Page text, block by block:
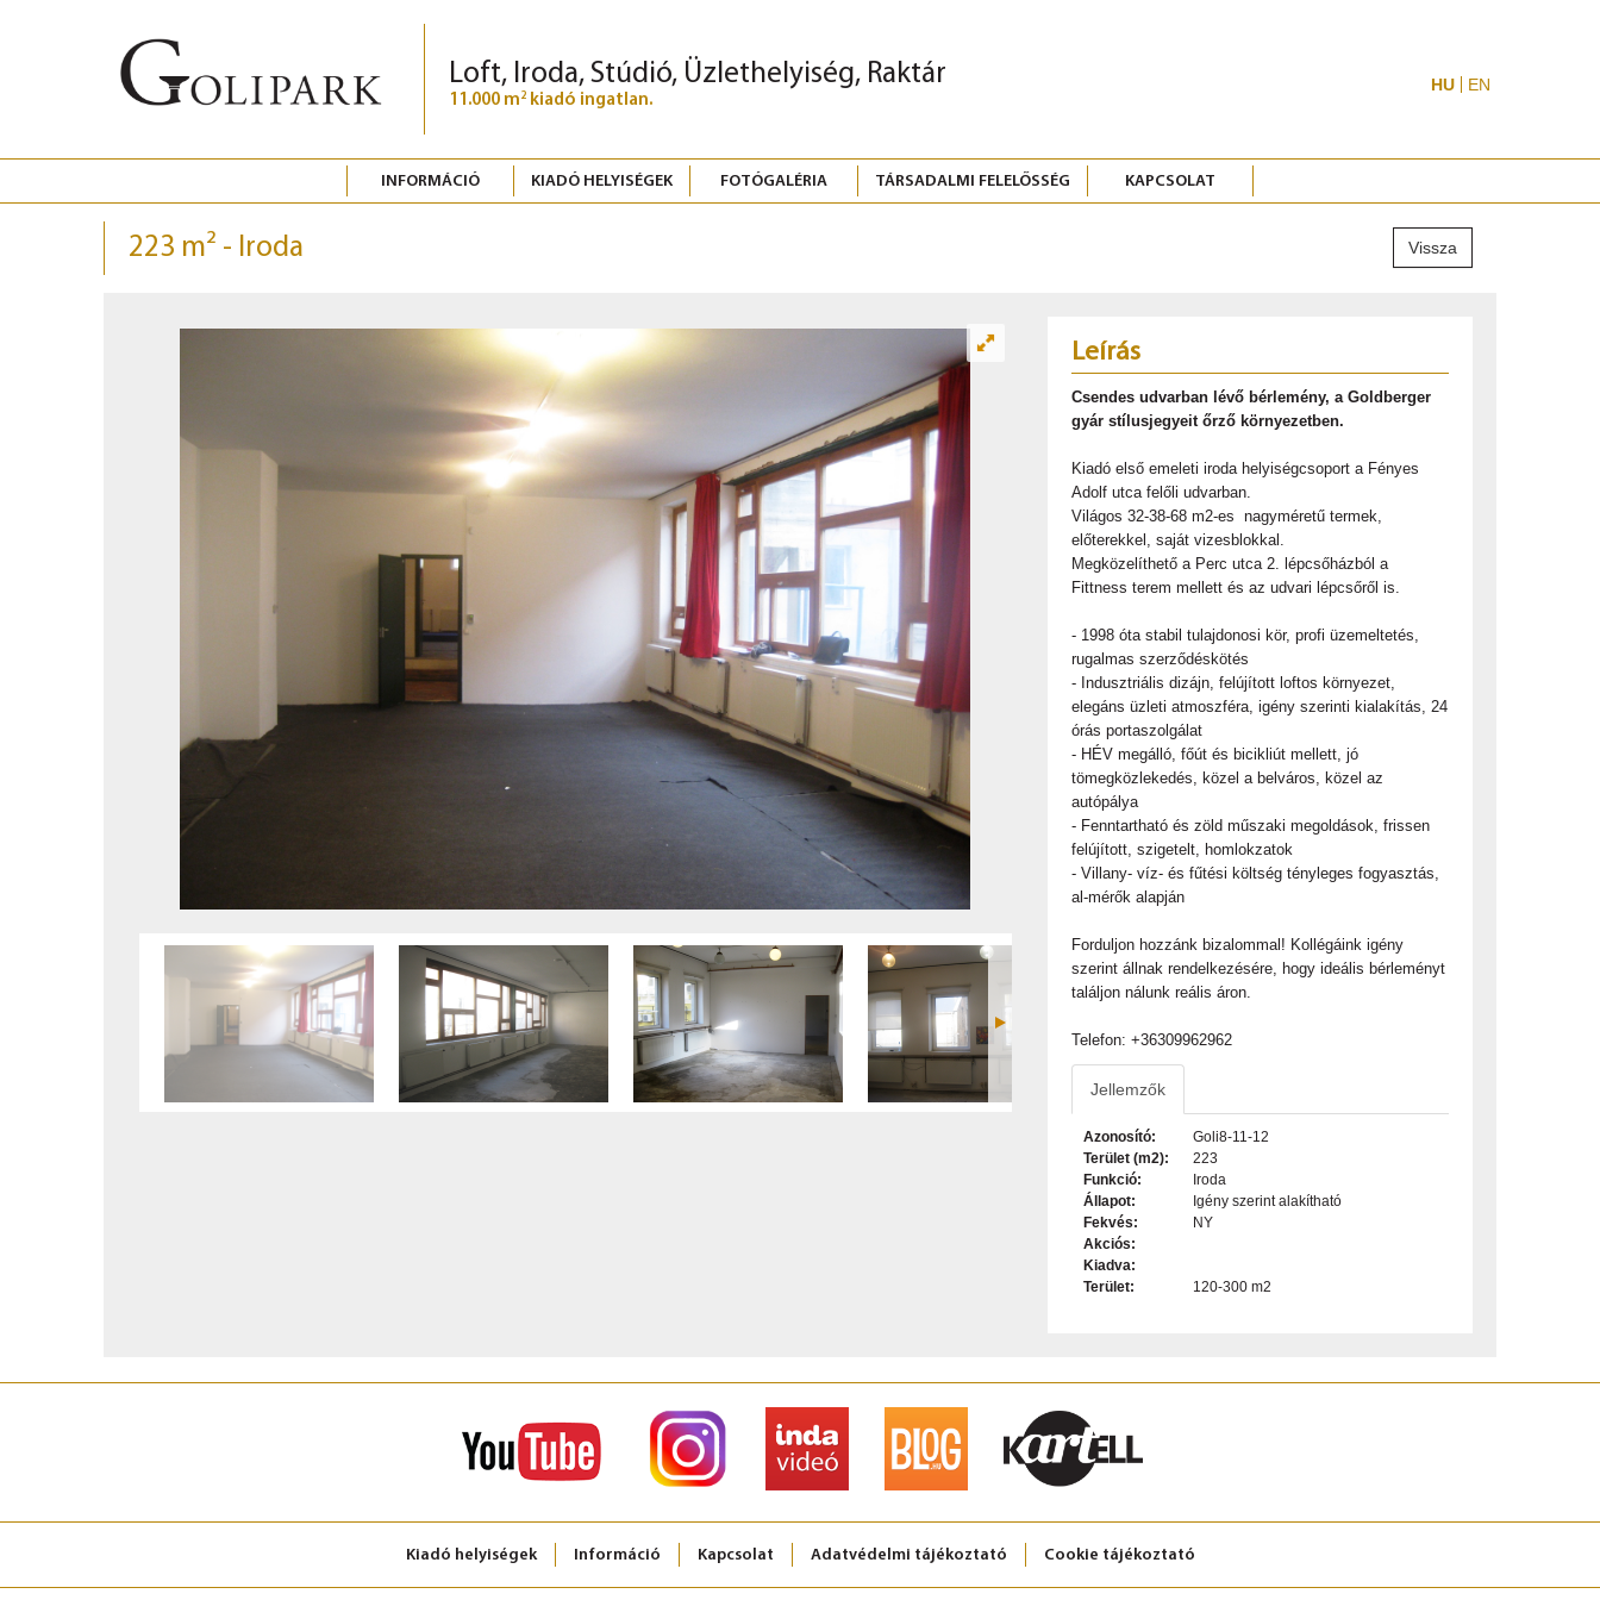
Loft, Iroda, Stúdió, Üzlethelyiség, Raktár
11.000 m 2 kiadó ingatlan.
HU EN
INFORMÁCIÓ KIADÓ HELYISÉGEK FOTÓGALÉRIA TÁRSADALMI FELELŐSSÉG KAPCSOLAT
223 m² - Iroda Vissza
Leírás
Csendes udvarban lévő bérlemény, a Goldberger
gyár stílusjegyeit őrző környezetben.
Kiadó első emeleti iroda helyiségcsoport a Fényes
Adolf utca felőli udvarban.
Világos 32-38-68 m2-es nagyméretű termek,
előterekkel, saját vizesblokkal.
Megközelíthető a Perc utca 2. lépcsőházból a
Fittness terem mellett és az udvari lépcsőről is.
- 1998 óta stabil tulajdonosi kör, profi üzemeltetés,
rugalmas szerződéskötés
- Indusztriális dizájn, felújított loftos környezet,
elegáns üzleti atmoszféra, igény szerinti kialakítás, 24
órás portaszolgálat
- HÉV megálló, főút és bicikliút mellett, jó
tömegközlekedés, közel a belváros, közel az
autópálya
- Fenntartható és zöld műszaki megoldások, frissen
felújított, szigetelt, homlokzatok
- Villany- víz- és fűtési költség tényleges fogyasztás,
al-mérők alapján
Forduljon hozzánk bizalommal! Kollégáink igény
szerint állnak rendelkezésére, hogy ideális bérleményt
találjon nálunk reális áron.
Telefon: +36309962962
Jellemzők
Azonosító:
Goli8-11-12
Terület (m2):
223
Funkció:
Iroda
Állapot:
Igény szerint alakítható
Fekvés:
NY
Akciós:
Kiadva:
Terület:
120-300 m2
Kiadó helyiségek Információ Kapcsolat Adatvédelmi tájékoztató Cookie tájékoztató